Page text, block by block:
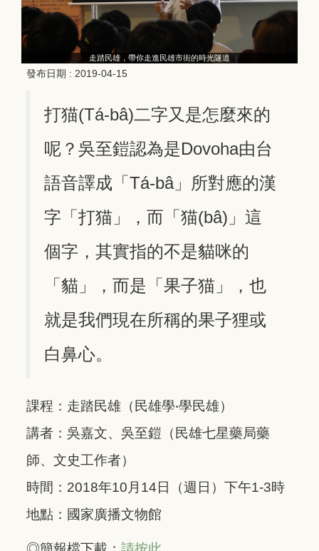
走踏民雄，帶你走進民雄市街的時光隧道
發布日期 : 2019-04-15
打猫(Tá-bâ)二字又是怎麼來的
呢？吳至鎧認為是Dovoha由台
語音譯成「Tá-bâ」所對應的漢
字「打猫」，而「猫(bâ)」這
個字，其實指的不是貓咪的
「貓」，而是「果子猫」，也
就是我們現在所稱的果子狸或
白鼻心。
課程：走踏民雄（民雄學‧學民雄）
講者：吳嘉文、吳至鎧（民雄七星藥局藥
師、文史工作者）
時間：2018年10月14日（週日）下午1-3時
地點：國家廣播文物館